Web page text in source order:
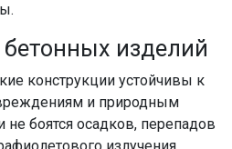
изделий
конструкции устойчивы к
и природным
не боятся осадков, перепадов